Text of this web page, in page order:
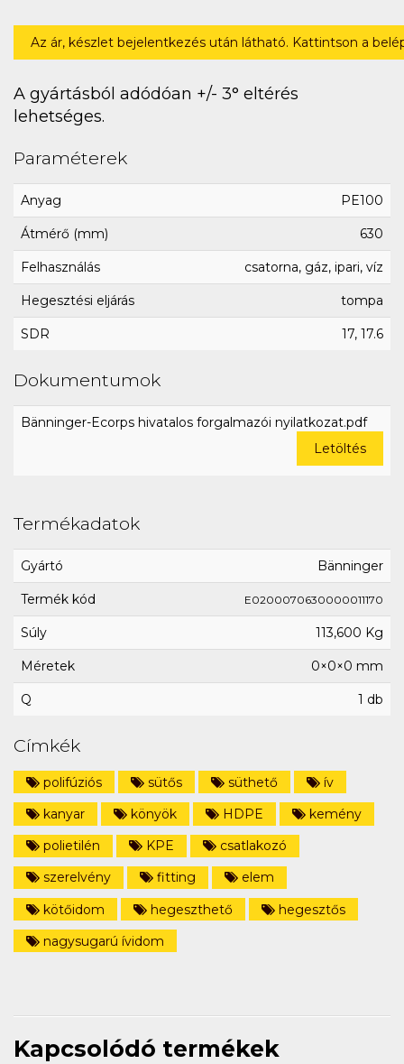
Az ár, készlet bejelentkezés után látható. Kattintson a
A gyártásból adódóan +/- 3° eltérés
lehetséges.
Paraméterek
Anyag PE100
Átmérő (mm) 630
Felhasználás csatorna, gáz, ipari, víz
Hegesztési eljárás tompa
SDR 17, 17.6
Dokumentumok
Bänninger-Ecorps hivatalos forgalmazói nyilatkozat.pdf
Letöltés
Termékadatok
Gyártó Bänninger
Termék kód E0200070630000011170
Súly 113,600 Kg
Méretek 0×0×0 mm
Q 1 db
Címkék
polifúziós sütős süthető
ív
kanyar
könyök HDPE
kemény
polietilén
KPE
csatlakozó
szerelvény
fitting
elem
kötőidom
hegeszthető
hegesztős
nagysugarú ívidom
Kapcsolódó termékek